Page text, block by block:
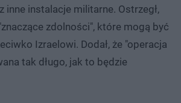
inne instalacje militarne. Ostrzegł,
zdolności", które mogą być
Izraelowi. Dodał, że "operacja
tak długo, jak to będzie